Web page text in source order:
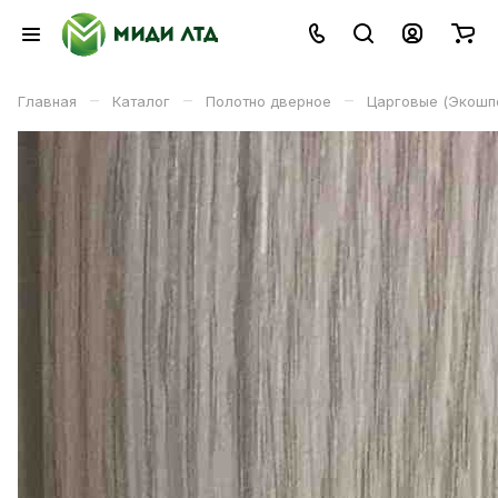
Главная – Каталог – Полотно дверное – Царговые